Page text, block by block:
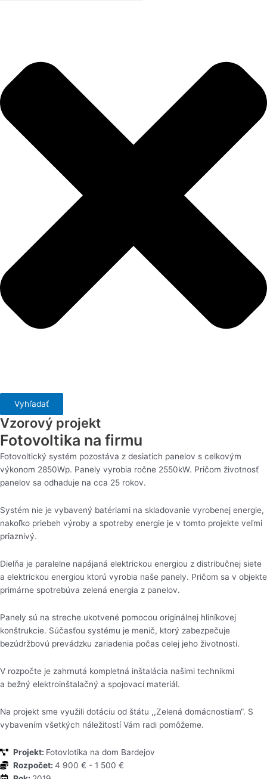
Vyhľadať
Vzorový projekt
Fotovoltika na firmu
Fotovoltický systém pozostáva z desiatich panelov s celkovým
výkonom 2850Wp. Panely vyrobia ročne 2550kW. Pričom životnosť
panelov sa odhaduje na cca 25 rokov.
Systém nie je vybavený batériami na skladovanie vyrobenej energie,
nakoľko priebeh výroby a spotreby energie je v tomto projekte veľmi
priaznivý.
Dielňa je paralelne napájaná elektrickou energiou z distribučnej siete
a elektrickou energiou ktorú vyrobia naše panely. Pričom sa v objekte
primárne spotrebúva zelená energia z panelov.
Panely sú na streche ukotvené pomocou originálnej hliníkovej
konštrukcie. Súčasťou systému je menič, ktorý zabezpečuje
bezúdržbovú prevádzku zariadenia počas celej jeho životnosti.
V rozpočte je zahrnutá kompletná inštalácia našimi technikmi
a bežný elektroinštalačný a spojovací materiál.
Na projekt sme využili dotáciu od štátu ,,Zelená domácnostiam“. S
vybavením všetkých náležitostí Vám radi pomôžeme.
Projekt: Fotovlotika na dom Bardejov
Rozpočet:4 900 € - 1 500 €